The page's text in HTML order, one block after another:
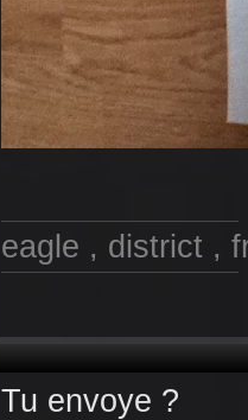
eagle , district ,
Tu envoye ?